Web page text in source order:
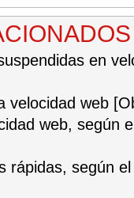
en
velocidad web
web, según
rápidas, según